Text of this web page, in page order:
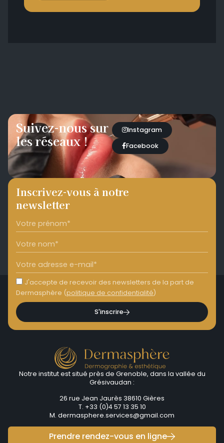
Suivez-nous sur
les réseaux !
Instagram
Facebook
Inscrivez-vous à notre
newsletter
J'accepte de recevoir des newsletters de la part de
Dermasphère (politique de confidentialité)
S'inscrire
Notre institut est situé près de Grenoble, dans la vallée du
Grésivaudan :
26 rue Jean Jaurès 38610 Gières
T. +33 (0)4 57 13 35 10
M. dermasphere.services@gmail.com
Prendre rendez-vous en ligne